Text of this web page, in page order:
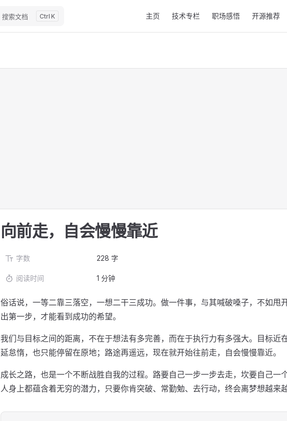
搜索文档 K 主页 技术专栏 职场感悟 开源推荐
向前走，自会慢慢靠近
字数 228 字
阅读时间 1 分钟
俗话说，一等二靠三落空，一想二干三成功。做一件事，与其喊破嗓子，不如甩
出第一步，才能看到成功的希望。
我们与目标之间的距离，不在于想法有多完善，而在于执行力有多强大。目标近
延怠惰，也只能停留在原地；路途再遥远，现在就开始往前走，自会慢慢靠近。
成长之路，也是一个不断战胜自我的过程。路要自己一步一步去走，坎要自己一
人身上都蕴含着无穷的潜力，只要你肯突破、常勤勉、去行动，终会离梦想越来越